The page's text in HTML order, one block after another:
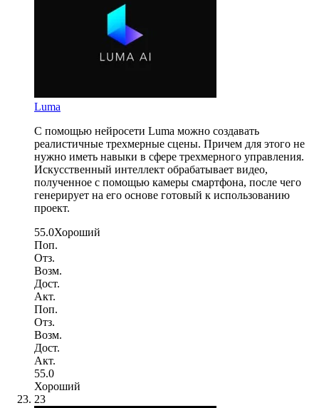
Luma
С помощью нейросети Luma можно создавать
реалистичные трехмерные сцены. Причем для этого не
нужно иметь навыки в сфере трехмерного управления.
Искусственный интеллект обрабатывает видео,
полученное с помощью камеры смартфона, после чего
генерирует на его основе готовый к использованию
проект.
55.0Хороший
Поп.
Отз.
Возм.
Дост.
Акт.
Поп.
Отз.
Возм.
Дост.
Акт.
55.0
Хороший
23